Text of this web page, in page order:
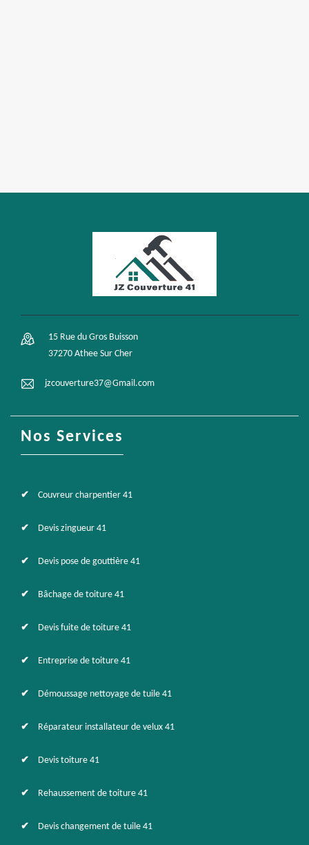
15 Rue du Gros Buisson
37270 Athee Sur Cher
jzcouverture37@Gmail.com
Nos Services
Couvreur charpentier 41
Devis zingueur 41
Devis pose de gouttière 41
Bâchage de toiture 41
Devis fuite de toiture 41
Entreprise de toiture 41
Démoussage nettoyage de tuile 41
Réparateur installateur de velux 41
Devis toiture 41
Rehaussement de toiture 41
Devis changement de tuile 41